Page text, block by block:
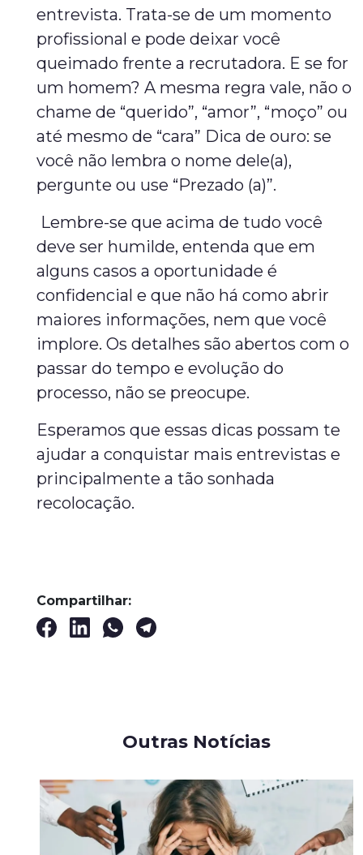
entrevista. Trata-se de um momento
profissional e pode deixar você
queimado frente a recrutadora. E se for
um homem? A mesma regra vale, não o
chame de “querido”, “amor”, “moço” ou
até mesmo de “cara” Dica de ouro: se
você não lembra o nome dele(a),
pergunte ou use “Prezado (a)”.
Lembre-se que acima de tudo você
deve ser humilde, entenda que em
alguns casos a oportunidade é
confidencial e que não há como abrir
maiores informações, nem que você
implore. Os detalhes são abertos com o
passar do tempo e evolução do
processo, não se preocupe.
Esperamos que essas dicas possam te
ajudar a conquistar mais entrevistas e
principalmente a tão sonhada
recolocação.
Compartilhar:
Outras Notícias